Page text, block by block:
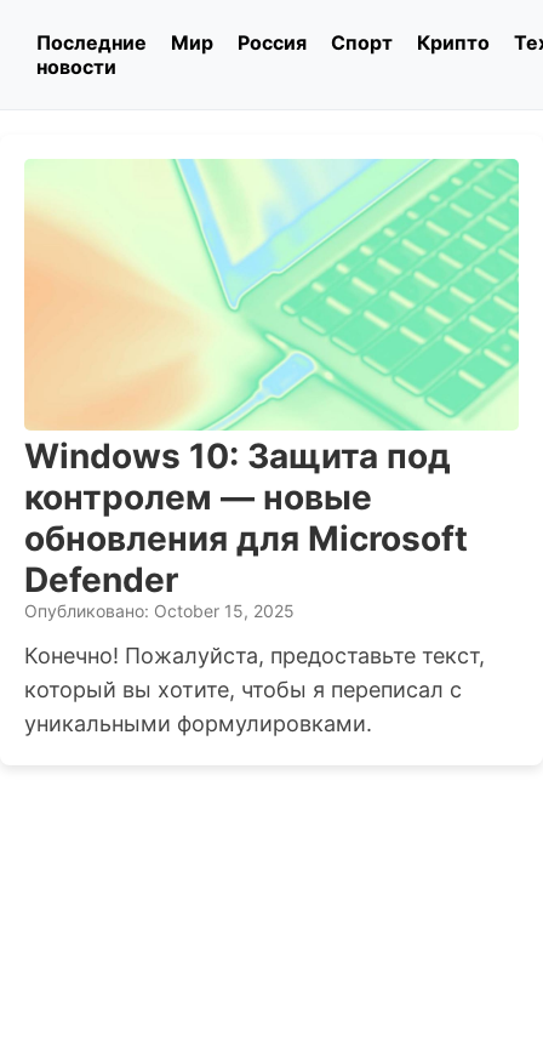
Последние
новости
Мир Россия Спорт Крипто
Windows 10: Защита под
контролем — новые
обновления для Microsoft
Defender
Опубликовано: October 15, 2025
Конечно! Пожалуйста, предоставьте текст,
который вы хотите, чтобы я переписал с
уникальными формулировками.